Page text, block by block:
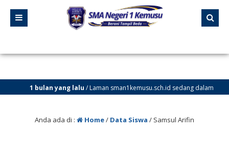
1 bulan yang lalu/ Laman sman1kemusu.sch.id sedang dalam
perbaikan
Anda ada di : Home/ Data Siswa / Samsul Arifin